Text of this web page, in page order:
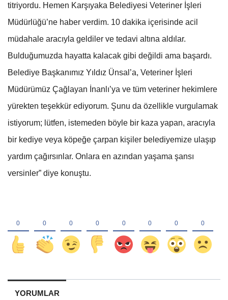
titriyordu. Hemen Karşıyaka Belediyesi Veteriner İşleri
Müdürlüğü’ne haber verdim. 10 dakika içerisinde acil
müdahale aracıyla geldiler ve tedavi altına aldılar.
Bulduğumuzda hayatta kalacak gibi değildi ama başardı.
Belediye Başkanımız Yıldız Ünsal’a, Veteriner İşleri
Müdürümüz Çağlayan İnanlı’ya ve tüm veteriner hekimlere
yürekten teşekkür ediyorum. Şunu da özellikle vurgulamak
istiyorum; lütfen, istemeden böyle bir kaza yapan, aracıyla
bir kediye veya köpeğe çarpan kişiler belediyemize ulaşıp
yardım çağırsınlar. Onlara en azından yaşama şansı
versinler” diye konuştu.
YORUMLAR